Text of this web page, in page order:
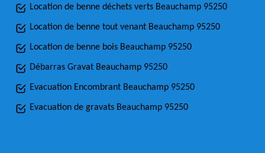
Location de benne déchets verts Beauchamp 95250
Location de benne tout venant Beauchamp 95250
Location de benne bois Beauchamp 95250
Débarras Gravat Beauchamp 95250
Evacuation Encombrant Beauchamp 95250
Evacuation de gravats Beauchamp 95250